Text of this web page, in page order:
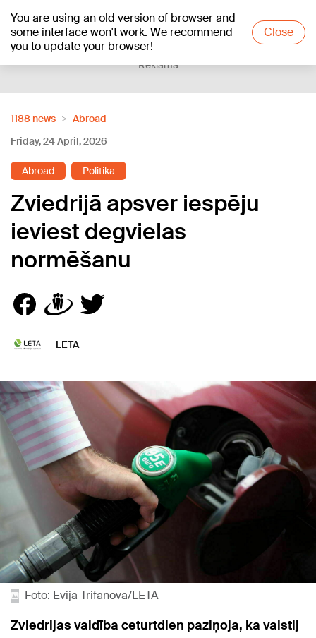
You are using an old version of browser and
some interface won't work. We recommend
you to update your browser!
Close
+20°C
Reklāma
1188 news
Abroad
Friday, 24 April, 2026
Abroad Politika
Zviedrijā apsver iespēju
ieviest degvielas
normēšanu
LETA
Foto: Evija Trifanova/LETA
Zviedrijas valdība ceturtdien paziņoja, ka valstij